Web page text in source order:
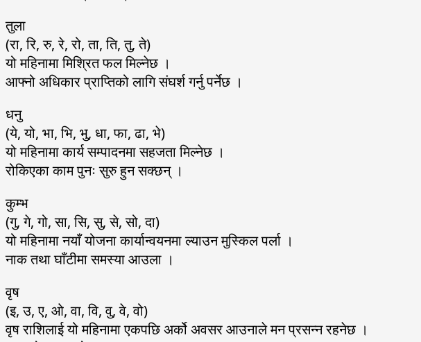
तुला
(रा, रि, रु, रे, रो, ता, ति, तु, ते)
यो महिनामा मिश्रित फल मिल्नेछ ।
आफ्नो अधिकार प्राप्तिको लागि संघर्श गर्नु पर्नेछ ।
धनु
(ये, यो, भा, भि, भु, धा, फा, ढा, भे)
यो महिनामा कार्य सम्पादनमा सहजता मिल्नेछ ।
रोकिएका काम पुनः सुरु हुन सक्छन् ।
कुम्भ
(गु, गे, गो, सा, सि, सु, से, सो, दा)
यो महिनामा नयाँ योजना कार्यान्वयनमा ल्याउन मुस्किल पर्ला ।
नाक तथा घाँटीमा समस्या आउला ।
वृष
(इ, उ, ए, ओ, वा, वि, वु, वे, वो)
वृष राशिलाई यो महिनामा एकपछि अर्को अवसर आउनाले मन प्रसन्न रहनेछ ।